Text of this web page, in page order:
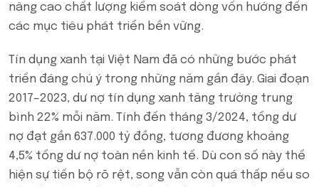
nâng cao chất lượng kiểm soát dòng vốn hướng đến
các mục tiêu phát triển bền vững.
Tín dụng xanh tại Việt Nam đã có những bước phát
triển đáng chú ý trong những năm gần đây. Giai đoạn
2017–2023, dư nợ tín dụng xanh tăng trưởng trung
bình 22% mỗi năm. Tính đến tháng 3/2024, tổng dư
nợ đạt gần 637.000 tỷ đồng, tương đương khoảng
4,5% tổng dư nợ toàn nền kinh tế. Dù con số này thể
hiện sự tiến bộ rõ rệt, song vẫn còn quá thấp nếu so